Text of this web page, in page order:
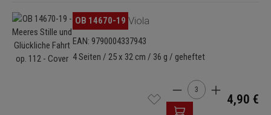
Bildergalerie überspringenOB 14670-19 Viola
EAN: 9790004337943
4 Seiten / 25 x 32 cm / 36 g / geheftet
Produkt Anzahl: Gib
4,90 €